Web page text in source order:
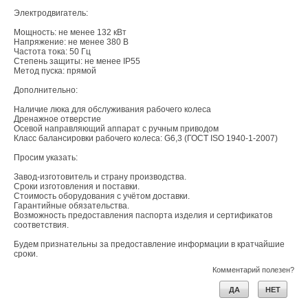
Электродвигатель:
Мощность: не менее 132 кВт
Напряжение: не менее 380 В
Частота тока: 50 Гц
Степень защиты: не менее IP55
Метод пуска: прямой
Дополнительно:
Наличие люка для обслуживания рабочего колеса
Дренажное отверстие
Осевой направляющий аппарат с ручным приводом
Класс балансировки рабочего колеса: G6,3 (ГОСТ ISO 1940-1-2007)
Просим указать:
Завод-изготовитель и страну производства.
Сроки изготовления и поставки.
Стоимость оборудования с учётом доставки.
Гарантийные обязательства.
Возможность предоставления паспорта изделия и сертификатов
соответствия.
Будем признательны за предоставление информации в кратчайшие
сроки.
Комментарий полезен?
ДА НЕТ
Текст комментария